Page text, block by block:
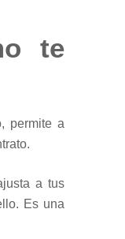
te
permite a
a tus
Es una